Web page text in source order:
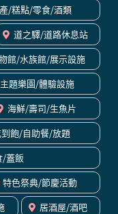
/糕點/零食/酒類
道之驛/道路休息站
館/水族館/展示設施
主題樂園/體驗設施
海鮮/壽司/生魚片
到飽/自助餐/放題
/蓋飯
特色祭典/節慶活動
居酒屋/酒吧